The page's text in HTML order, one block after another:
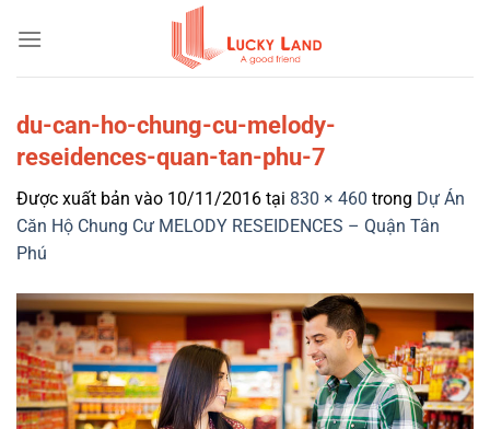
qua
du-can-ho-chung-cu-melody-
reseidences-quan-tan-phu-7
Được xuất bản vào 10/11/2016 tại 830 × 460 trong Dự Án
Căn Hộ Chung Cư MELODY RESEIDENCES – Quận Tân
Phú